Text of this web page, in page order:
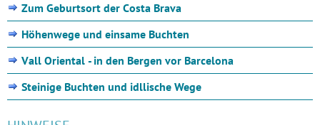
Zum Geburtsort der Costa Brava
Höhenwege und einsame Buchten
Vall Oriental - in den Bergen vor Barcelona
Steinige Buchten und idllische Wege